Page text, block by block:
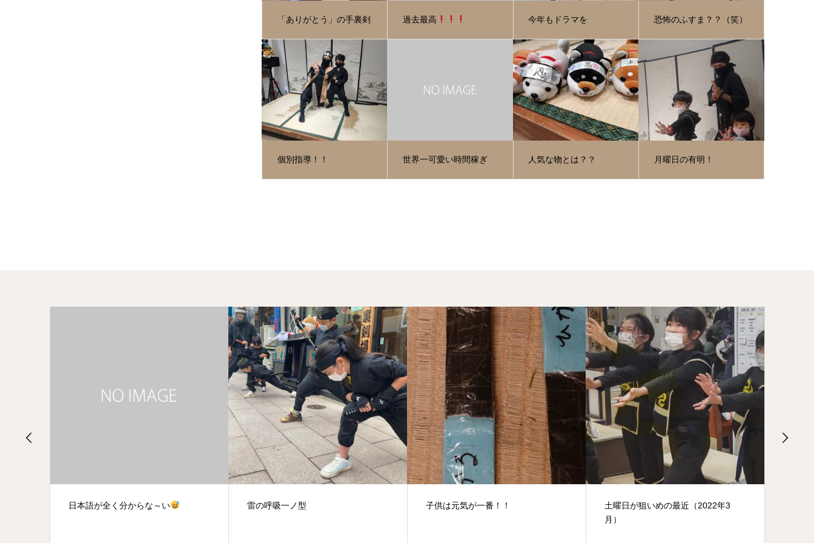
「ありがとう」の手裏剣 過去最高 今年もドラマを 恐怖のふすま？？（笑）
個別指導！！ 世界一可愛い時間稼ぎ 人気な物とは？？ 月曜日の有明！
雷の呼吸一ノ型 子供は元気が一番！！
土曜日が狙いめの最近（2022年3
熱中症対策